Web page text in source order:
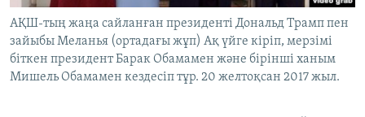
АҚШ-тың жаңа сайланған президенті Дональд Трамп пен
зайыбы Меланья (ортадағы жұп) Ақ үйге кіріп, мерзімі
біткен президент Барак Обамамен және бірінші ханым
Мишель Обамамен кездесіп тұр. 20 желтоқсан 2017 жыл.